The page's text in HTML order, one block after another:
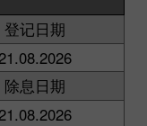
登记日期
除息日期